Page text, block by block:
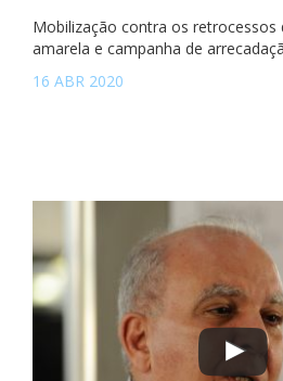
Mobilização contra os retrocessos
amarela e campanha de
16 ABR 2020